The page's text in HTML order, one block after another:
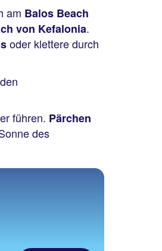
am Balos Beach
von Kefalonia.
oder klettere durch
führen. Pärchen
des